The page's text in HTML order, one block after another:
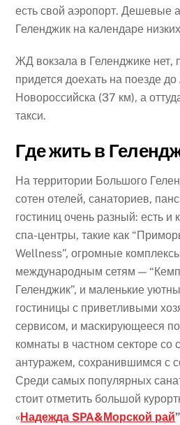
есть свой аэропорт. Дешевые
Геленджик на календаре
ЖД вокзала в Геленджике нет,
придется доехать на поезде
Новороссийска (37 км), а
такси.
Где жить в
На территории Большого
сотен отелей, санаториев,
гостиниц очень разный: есть
спа-центры, такие как
Wellness”, огромные
международным сетям —
Геленджик​”, и маленькие
гостиницы с приветливыми
сервисом, и маскирующееся
комнаты в частном секторе со
антуражем, сохранившимся с
Среди самых популярных
стоит отметить большой
«Надежда SPA&Морской рай”